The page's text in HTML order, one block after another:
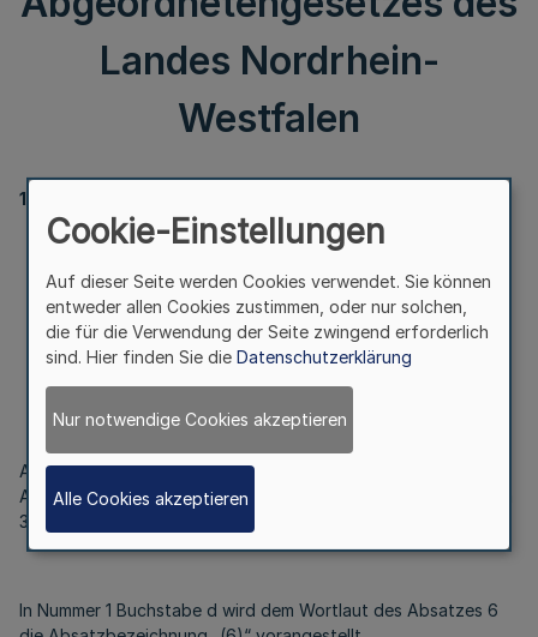
Landes Nordrhein-
Westfalen
1101
Berichtigung des Gesetzes
Nordrhein-Westfalen
Vom 27. Februar 2024
Artikel 1 des Gesetzes zur Änderung des
Abgeordnetengesetzes des Landes Nordrhein-Westfalen vom
30. Januar 2024 (
In Nummer 1 Buchstabe d wird dem Wortlaut des Absatzes 6
Cookie-Einstellungen
Auf dieser Seite werden Cookies verwendet. Sie können
entweder allen Cookies zustimmen, oder nur solchen,
die für die Verwendung der Seite zwingend erforderlich
sind. Hier finden Sie die Datenschutzerklärung
Nur notwendige Cookies akzeptieren
Alle Cookies akzeptieren